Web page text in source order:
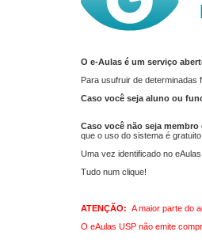
O e-Aulas é um serviço
Para usufruir de
Caso você seja aluno ou
Caso você não seja membro
que o uso do sistema é gratuito!
Uma vez identificado no
Tudo num clique!
ATENÇÃO: A maior parte do
O eAulas USP não emite